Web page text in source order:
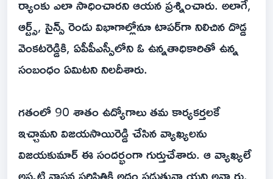
ర్యాంకు ఎలా సాధించారని ఆయన ప్రశ్నించారు. అలాగే,
ఆర్ట్స్, సైన్స్ రెండు విభాగాల్లోనూ టాపర్‌గా నిలిచిన దొడ్డ
వెంకటరెడ్డికి, ఏపీపీఎస్సీలోని ఓ ఉన్నతాధికారితో ఉన్న
సంబంధం ఏమిటని నిలదీశారు.
గతంలో 90 శాతం ఉద్యోగాలు తమ కార్యకర్తలకే
ఇచ్చామని విజయసాయిరెడ్డి చేసిన వ్యాఖ్యలను
విజయకుమార్ ఈ సందర్భంగా గుర్తుచేశారు. ఆ వ్యాఖ్యలే